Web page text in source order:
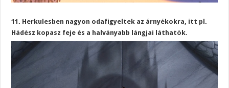
11. Herkulesben nagyon odafigyeltek az árnyékokra, itt pl.
Hádész kopasz feje és a halványabb lángjai láthatók.